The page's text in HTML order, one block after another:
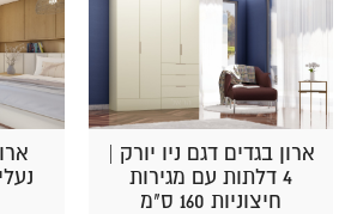
ארון בגדים דגם ניו יורק |
4 דלתות עם מגירות
חיצוניות 160 ס"מ
נעליים |